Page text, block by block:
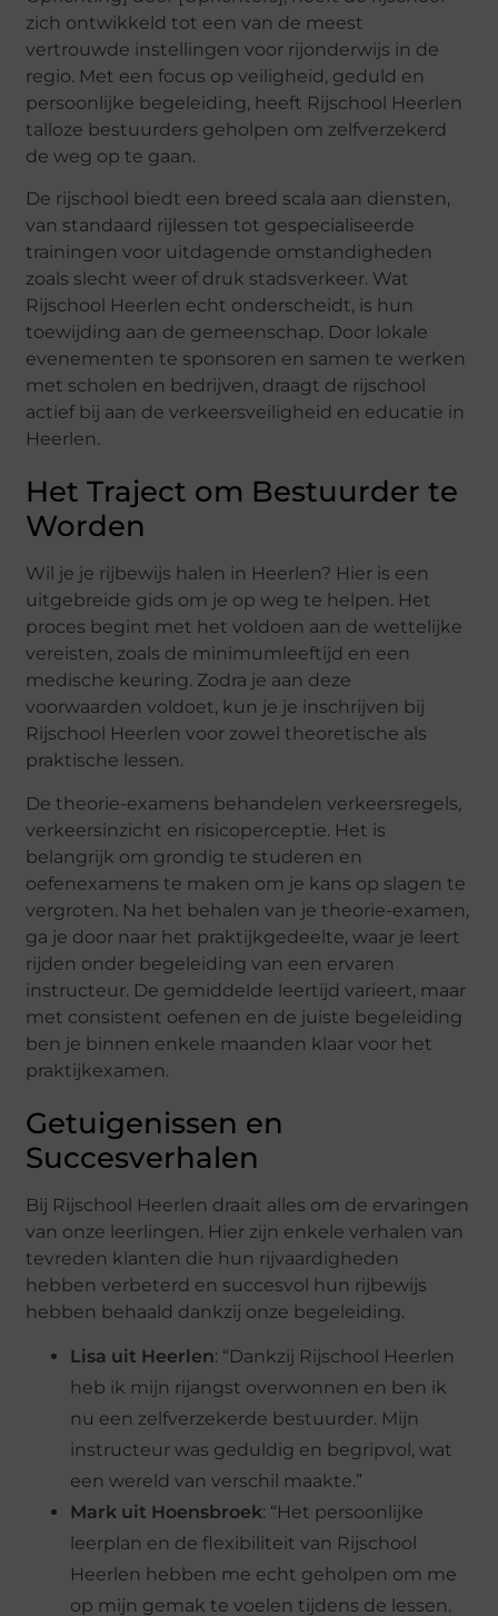
zich ontwikkeld tot een van de meest
vertrouwde instellingen voor rijonderwijs in de
regio. Met een focus op veiligheid, geduld en
persoonlijke begeleiding, heeft Rijschool Heerlen
talloze bestuurders geholpen om zelfverzekerd
de weg op te gaan.
De rijschool biedt een breed scala aan diensten,
van standaard rijlessen tot gespecialiseerde
trainingen voor uitdagende omstandigheden
zoals slecht weer of druk stadsverkeer. Wat
Rijschool Heerlen echt onderscheidt, is hun
toewijding aan de gemeenschap. Door lokale
evenementen te sponsoren en samen te werken
met scholen en bedrijven, draagt de rijschool
actief bij aan de verkeersveiligheid en educatie in
Heerlen.
Het Traject om Bestuurder te
Worden
Wil je je rijbewijs halen in Heerlen? Hier is een
uitgebreide gids om je op weg te helpen. Het
proces begint met het voldoen aan de wettelijke
vereisten, zoals de minimumleeftijd en een
medische keuring. Zodra je aan deze
voorwaarden voldoet, kun je je inschrijven bij
Rijschool Heerlen voor zowel theoretische als
praktische lessen.
De theorie-examens behandelen verkeersregels,
verkeersinzicht en risicoperceptie. Het is
belangrijk om grondig te studeren en
oefenexamens te maken om je kans op slagen te
vergroten. Na het behalen van je theorie-examen,
ga je door naar het praktijkgedeelte, waar je leert
rijden onder begeleiding van een ervaren
instructeur. De gemiddelde leertijd varieert, maar
met consistent oefenen en de juiste begeleiding
ben je binnen enkele maanden klaar voor het
praktijkexamen.
Getuigenissen en
Succesverhalen
Bij Rijschool Heerlen draait alles om de ervaringen
van onze leerlingen. Hier zijn enkele verhalen van
tevreden klanten die hun rijvaardigheden
hebben verbeterd en succesvol hun rijbewijs
hebben behaald dankzij onze begeleiding.
Lisa uit Heerlen: “Dankzij Rijschool Heerlen
heb ik mijn rijangst overwonnen en ben ik
nu een zelfverzekerde bestuurder. Mijn
instructeur was geduldig en begripvol, wat
een wereld van verschil maakte.”
Mark uit Hoensbroek: “Het persoonlijke
leerplan en de flexibiliteit van Rijschool
Heerlen hebben me echt geholpen om me
op mijn gemak te voelen tijdens de lessen.